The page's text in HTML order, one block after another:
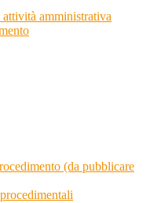
amministrativa
(da pubblicare